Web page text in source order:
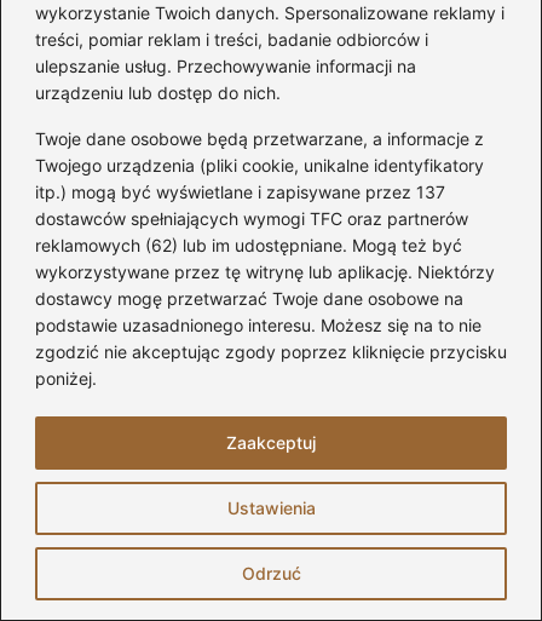
wykorzystanie Twoich danych. Spersonalizowane reklamy i
treści, pomiar reklam i treści, badanie odbiorców i
ulepszanie usług. Przechowywanie informacji na
urządzeniu lub dostęp do nich.
Twoje dane osobowe będą przetwarzane, a informacje z
Twojego urządzenia (pliki cookie, unikalne identyfikatory
itp.) mogą być wyświetlane i zapisywane przez 137
dostawców spełniających wymogi TFC oraz partnerów
reklamowych (62) lub im udostępniane. Mogą też być
wykorzystywane przez tę witrynę lub aplikację. Niektórzy
dostawcy mogę przetwarzać Twoje dane osobowe na
podstawie uzasadnionego interesu. Możesz się na to nie
zgodzić nie akceptując zgody poprzez kliknięcie przycisku
poniżej.
Ustawienia
Odrzuć
Zaakceptuj
Poczytaj więcej
Sprytne rozwiązania: jak zaprojektować
małą łazienkę, aby uniknąć ciasnoty i
chaosu